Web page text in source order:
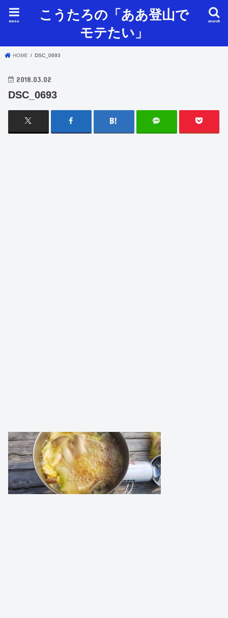
こうたろの「ああ登山で
モテたい」
search
menu
HOME DSC_0693
2018.03.02
DSC_0693